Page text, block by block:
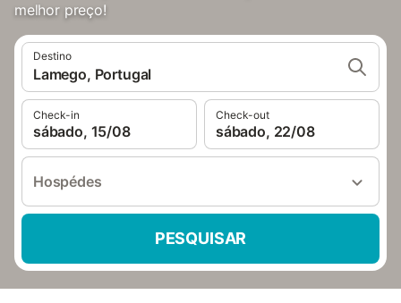
melhor preço!
Destino
Lamego, Portugal
Check-in
sábado, 15/08
Check-out
sábado, 22/08
Hospédes
PESQUISAR